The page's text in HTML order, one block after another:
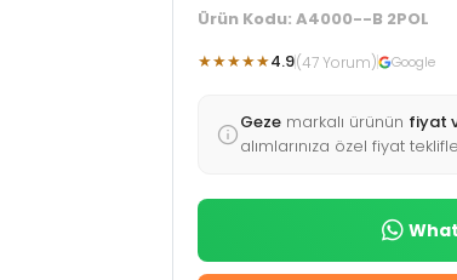
Ürün Kodu: A4000--B 2POL
★★★★★4.9(47 Yorum) Google
Geze markalı ürünün fiyat
alımlarınıza özel fiyat